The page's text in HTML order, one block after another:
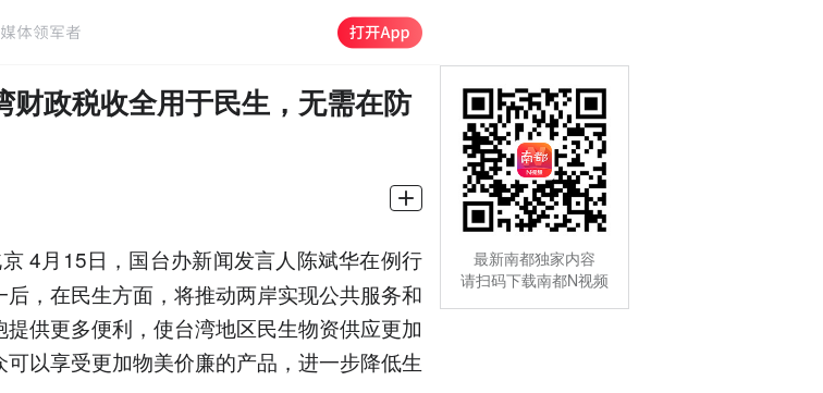
财政税收全用于民生，无需在防
4月15日，国台办新闻发言人陈斌华在例行
，在民生方面，将推动两岸实现公共服务和
供更多便利，使台湾地区民生物资供应更加
以享受更加物美价廉的产品，进一步降低生
最新南都独家内容
请扫码下载南都N视频